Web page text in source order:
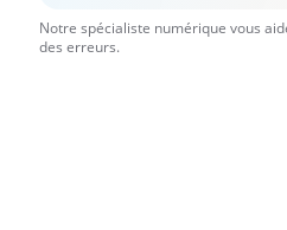
Notre spécialiste numérique vous
des erreurs.